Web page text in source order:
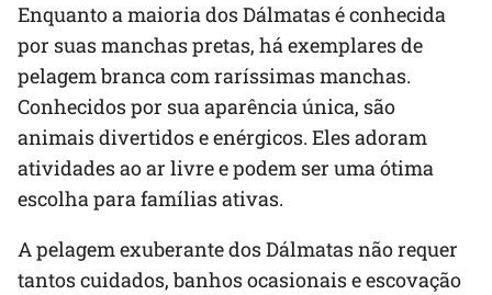
Enquanto a maioria dos Dálmatas é conhecida
por suas manchas pretas, há exemplares de
pelagem branca com raríssimas manchas.
Conhecidos por sua aparência única, são
animais divertidos e enérgicos. Eles adoram
atividades ao ar livre e podem ser uma ótima
escolha para famílias ativas.
A pelagem exuberante dos Dálmatas não requer
tantos cuidados, banhos ocasionais e escovação